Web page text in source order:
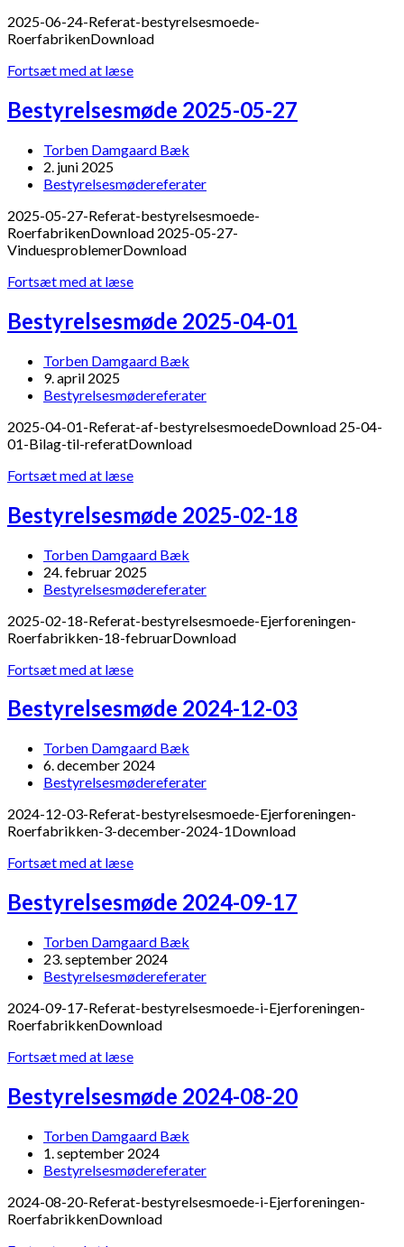
2025-06-24-Referat-bestyrelsesmoede-
RoerfabrikenDownload
Fortsæt med at læseBestyrelsesmøde
06-
24
Bestyrelsesmøde 2025-05-27
Post
author:
Torben Damgaard Bæk
Post
published:
2. juni 2025
Post
Bestyrelsesmødereferater
2025-05-27-Referat-bestyrelsesmoede-
RoerfabrikenDownload 2025-05-27-
VinduesproblemerDownload
Fortsæt med at læseBestyrelsesmøde
05-
27
Bestyrelsesmøde 2025-04-01
Post
author:
Torben Damgaard Bæk
Post
published:
9. april 2025
Post
Bestyrelsesmødereferater
2025-04-01-Referat-af-bestyrelsesmoedeDownload 25-04-
01-Bilag-til-referatDownload
Fortsæt med at læseBestyrelsesmøde
04-
01
Bestyrelsesmøde 2025-02-18
Post
author:
Torben Damgaard Bæk
Post
published:
24. februar 2025
Post
Bestyrelsesmødereferater
2025-02-18-Referat-bestyrelsesmoede-Ejerforeningen-
Roerfabrikken-18-februarDownload
Fortsæt med at læseBestyrelsesmøde
02-
18
Bestyrelsesmøde 2024-12-03
Post
author:
Torben Damgaard Bæk
Post
published:
6. december 2024
Post
Bestyrelsesmødereferater
2024-12-03-Referat-bestyrelsesmoede-Ejerforeningen-
Roerfabrikken-3-december-2024-1Download
Fortsæt med at læseBestyrelsesmøde
12-
03
Bestyrelsesmøde 2024-09-17
Post
author:
Torben Damgaard Bæk
Post
published:
23. september 2024
Post
Bestyrelsesmødereferater
2024-09-17-Referat-bestyrelsesmoede-i-Ejerforeningen-
RoerfabrikkenDownload
Fortsæt med at læseBestyrelsesmøde
09-
17
Bestyrelsesmøde 2024-08-20
Post
author:
Torben Damgaard Bæk
Post
published:
1. september 2024
Post
Bestyrelsesmødereferater
2024-08-20-Referat-bestyrelsesmoede-i-Ejerforeningen-
RoerfabrikkenDownload